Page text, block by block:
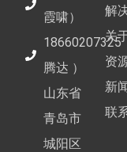
霞啸）
18660207325
腾达 ）
山东省
青岛市
城阳区
解
关
资
新
联